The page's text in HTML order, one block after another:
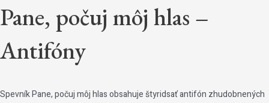
Pane, počuj môj hlas –
Antifóny
Spevník Pane, počuj môj hlas obsahuje štyridsať antifón zhudobnených